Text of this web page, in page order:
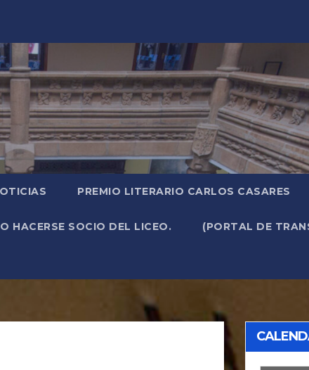
PREMIO LITERARIO CARLOS CASARES
HACERSE SOCIO DEL LICEO. (PORTAL DE